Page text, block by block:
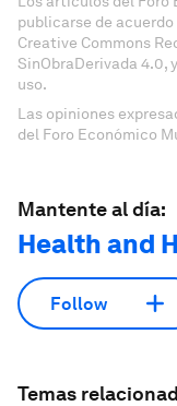
publicarse de
Creative Commons
SinObraDerivada 4.0,
uso.
Las opiniones
del Foro Económico
Mantente al día:
Health and
Follow
Temas